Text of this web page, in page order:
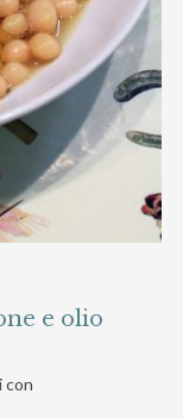
e olio
con